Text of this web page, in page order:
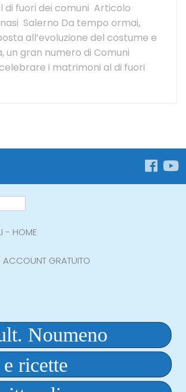
di fuori dei comuni Articolo
Salerno Da tempo ormai,
all’evoluzione del costume e
un gran numero di Comuni
i matrimoni al di fuori
- HOME
ACCOUNT GRATUITO